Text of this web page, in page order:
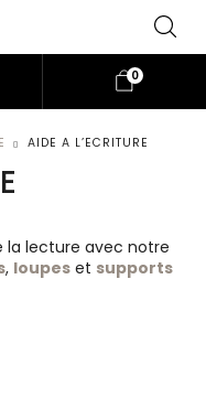
0
AIDE A L’ECRITURE
la lecture avec notre
, loupes et supports